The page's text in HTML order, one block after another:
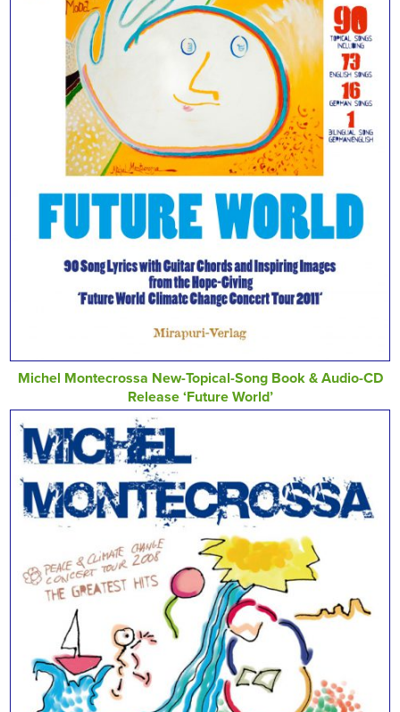
Michel Montecrossa New-Topical-Song Book & Audio-CD
Release ‘Future World’